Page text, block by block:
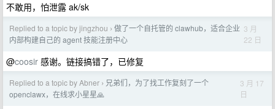
不敢用，怕泄露 ak/sk
Replied to a topic by jingzhou › 做了一个自托管的 clawhub，适合企业
内部构建自己的 agent 技能注册中心
3 月
22 日
@coosir 感谢。链接搞错了，已修复
Replied to a topic by Abner › 兄弟们，为了找工作复刻了一个
openclawx，在线求小星星🙏
3 月 17
日